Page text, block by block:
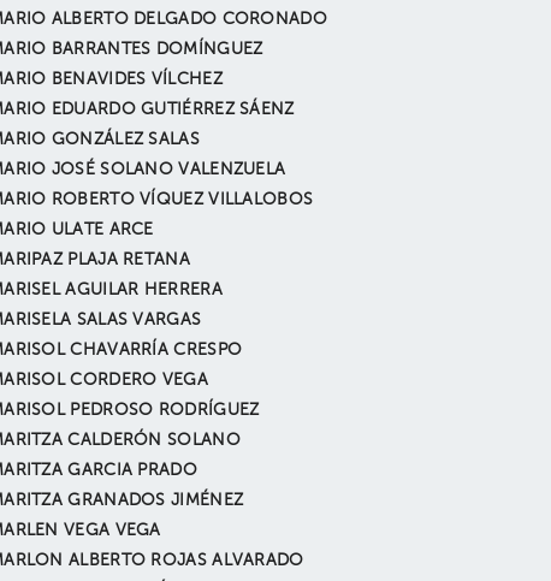
ALBERTO DELGADO CORONADO
BARRANTES DOMÍNGUEZ
BENAVIDES VÍLCHEZ
EDUARDO GUTIÉRREZ SÁENZ
GONZÁLEZ SALAS
JOSÉ SOLANO VALENZUELA
ROBERTO VÍQUEZ VILLALOBOS
ULATE ARCE
PLAJA RETANA
AGUILAR HERRERA
SALAS VARGAS
CHAVARRÍA CRESPO
CORDERO VEGA
PEDROSO RODRÍGUEZ
CALDERÓN SOLANO
GARCIA PRADO
GRANADOS JIMÉNEZ
VEGA VEGA
ALBERTO ROJAS ALVARADO